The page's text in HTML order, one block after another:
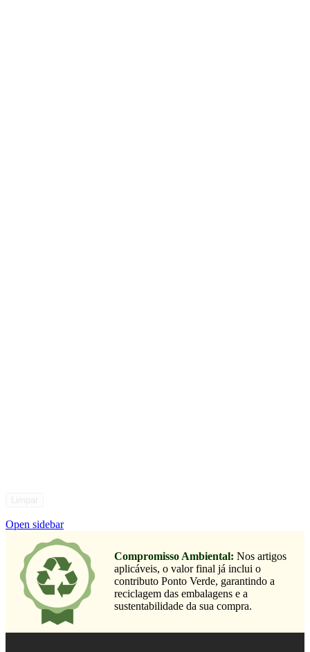
Open sidebar
Compromisso Ambiental: Nos artigos
aplicáveis, o valor final já inclui o
contributo Ponto Verde, garantindo a
reciclagem das embalagens e a
sustentabilidade da sua compra.